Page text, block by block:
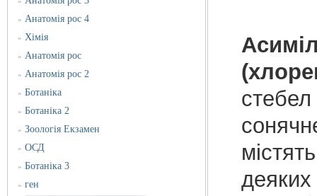
» Анатомія рос 4
» Хімія
» Анатомія рос
» Анатомія рос 2
» Ботаніка
» Ботаніка 2
» Зоологія Екзамен
» ОСД
» Ботаніка 3
» ген
стебел